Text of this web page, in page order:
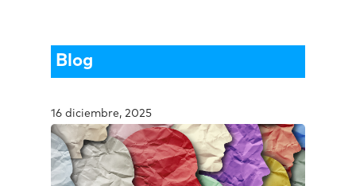
Blog
16 diciembre, 2025